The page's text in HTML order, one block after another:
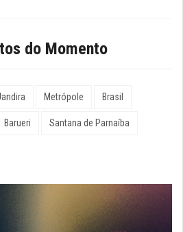
do Momento
Metrópole Brasil
Barueri Santana de Parnaíba